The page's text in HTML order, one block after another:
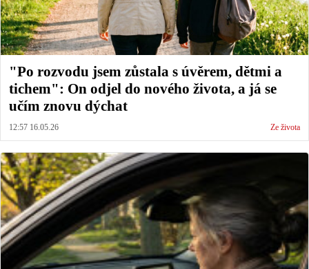
"Po rozvodu jsem zůstala s úvěrem, dětmi a
tichem": On odjel do nového života, a já se
učím znovu dýchat
12:57 16.05.26 Ze života